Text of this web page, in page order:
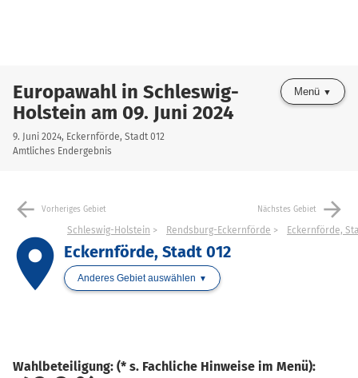
Europawahl in Schleswig-
Holstein am 09. Juni 2024
9. Juni 2024, Eckernförde, Stadt 012
Amtliches Endergebnis
Menü
arrow_back Vorheriges Gebiet Nächstes Gebiet arrow_forward
place
Schleswig-Holstein Rendsburg-Eckernförde Eckernförde,
Eckernförde, Stadt 012
Anderes Gebiet auswählen
Wahlbeteiligung: (* s. Fachliche Hinweise im Menü):